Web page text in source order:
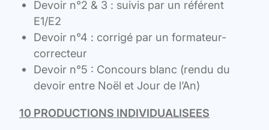
Devoir n°2 & 3 : suivis par un référent
E1/E2
Devoir n°4 : corrigé par un formateur-
correcteur
Devoir n°5 : Concours blanc (rendu du
devoir entre Noël et Jour de l’An)
10 PRODUCTIONS INDIVIDUALISEES